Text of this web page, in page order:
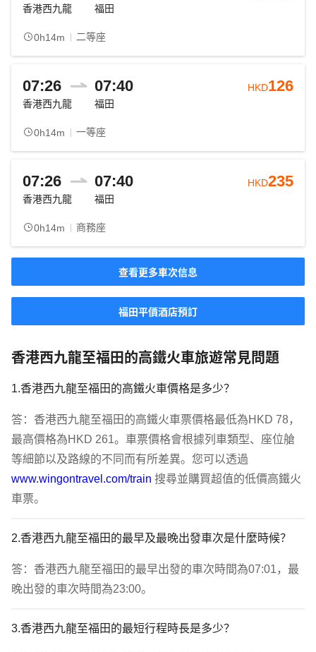
香港西九龍 福田
0h14m 二等座
07:26 07:40
香港西九龍 福田
0h14m 一等座
HKD126
07:26 07:40
香港西九龍 福田
0h14m 商務座
HKD235
查看更多車次信息
福田平價酒店預訂
香港西九龍至福田的高鐵火車旅遊常見問題
1.香港西九龍至福田的高鐵火車價格是多少？
答：香港西九龍至福田的高鐵火車票價格最低為HKD 78，
最高價格為HKD 261。車票價格會根據列車類型、座位艙
www.wingontravel.com/train 搜尋並購買超值的低價高鐵火
車票。
2.香港西九龍至福田的最早及最晚出發車次是什麼時候？
答：香港西九龍至福田的最早出發的車次時間為07:01，最
晚出發的車次時間為23:00。
3.香港西九龍至福田的最短行程時長是多少？